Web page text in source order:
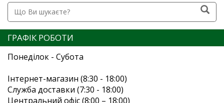
ГРАФІК РОБОТИ
Понеділок - Субота
Інтернет-магазин (8:30 - 18:00)
Служба доставки (7:30 - 18:00)
Центральний офіс (8:00 – 18:00)